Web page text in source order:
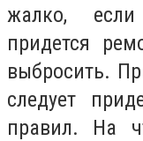
жалко,
придется
выбросить.
следует
правил. На